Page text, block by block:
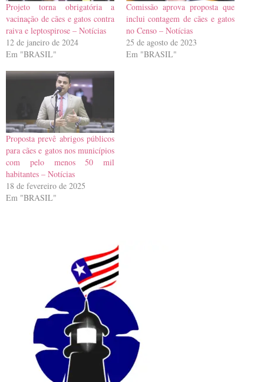
Projeto torna obrigatória a
vacinação de cães e gatos contra
raiva e leptospirose – Notícias
12 de janeiro de 2024
Em "BRASIL"
Comissão aprova proposta que
inclui contagem de cães e gatos
no Censo – Notícias
25 de agosto de 2023
Em "BRASIL"
Proposta prevê abrigos públicos
para cães e gatos nos municípios
com pelo menos 50 mil
habitantes – Notícias
18 de fevereiro de 2025
Em "BRASIL"